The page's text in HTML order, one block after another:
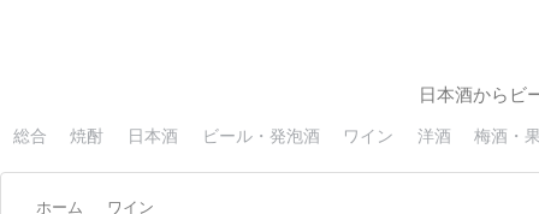
日本酒からビ
総合 焼酎 日本酒 ビール・発泡酒 ワイン 洋酒 梅酒・
ホーム ワイン